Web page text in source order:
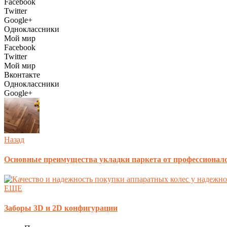
Twitter
Google+
Одноклассники
Мой мир
Facebook
Twitter
Мой мир
Вконтакте
Одноклассники
Google+
Назад
Основные преимущества укладки паркета от
ЕЩЕ
Заборы 3D и 2D конфигурации